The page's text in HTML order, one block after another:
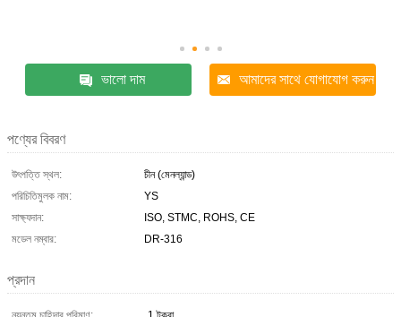
ভালো দাম আমাদের সাথে যোগাযোগ করুন
পণ্যের বিবরণ
উৎপত্তি স্থল:
চীন (মেনল্যান্ড)
পরিচিতিমুলক নাম:
YS
সাক্ষ্যদান:
ISO, STMC, ROHS, CE
মডেল নম্বার:
DR-316
প্রদান